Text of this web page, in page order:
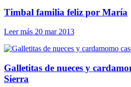
Timbal familia feliz por María
Leer más 20 mar 2013
Galletitas de nueces y
Sierra